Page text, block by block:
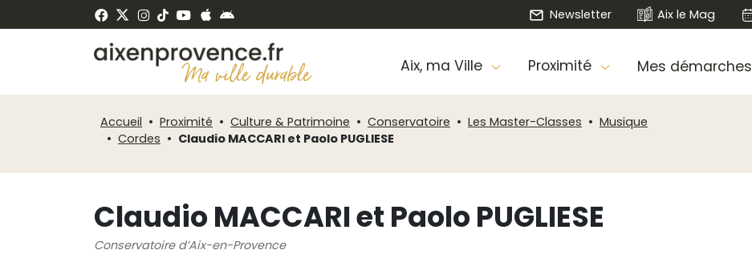
Newsletter Aix le Mag
Aix, ma Ville Proximité Mes démarches
Accueil Proximité Culture & Patrimoine Conservatoire Les Master-Classes
Musique
Cordes
Claudio MACCARI et Paolo PUGLIESE
Claudio MACCARI et Paolo PUGLIESE
Conservatoire d’Aix-en-Provence
de
Panneau de gestion des cookies